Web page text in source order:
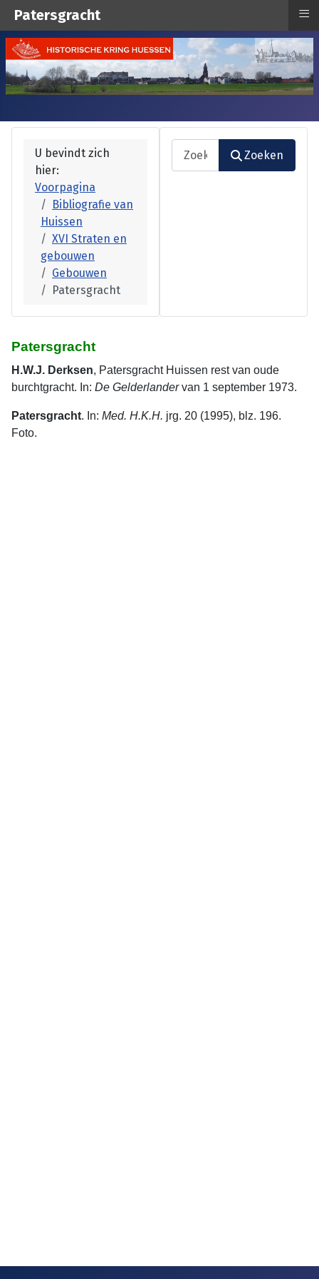
U bevindt zich
hier:
Voorpagina
Bibliografie van
Huissen
XVI Straten en
gebouwen
Gebouwen
Patersgracht
Zoeken
Zoeken
Patersgracht
H.W.J. Derksen, Patersgracht Huissen rest van oude
burchtgracht. In: De Gelderlandervan 1 september 1973.
Patersgracht. In: Med. H.K.H. jrg. 20 (1995), blz. 196.
Foto.
Patersgracht ≡